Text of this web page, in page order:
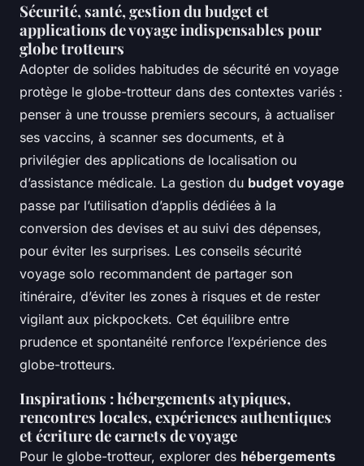
Sécurité, santé, gestion du budget et
applications de voyage indispensables pour
globe trotteurs
Adopter de solides habitudes de sécurité en voyage
protège le globe-trotteur dans des contextes variés :
penser à une trousse premiers secours, à actualiser
ses vaccins, à scanner ses documents, et à
privilégier des applications de localisation ou
d’assistance médicale. La gestion du budget voyage
passe par l’utilisation d’applis dédiées à la
conversion des devises et au suivi des dépenses,
pour éviter les surprises. Les conseils sécurité
voyage solo recommandent de partager son
itinéraire, d’éviter les zones à risques et de rester
vigilant aux pickpockets. Cet équilibre entre
prudence et spontanéité renforce l’expérience des
globe-trotteurs.
Inspirations : hébergements atypiques,
rencontres locales, expériences authentiques
et écriture de carnets de voyage
Pour le globe-trotteur, explorer des hébergements